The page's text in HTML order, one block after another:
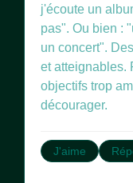
j'écoute un
pas". Ou bien :
un concert".
et atteignables.
objectifs trop
décourager.
J'aime